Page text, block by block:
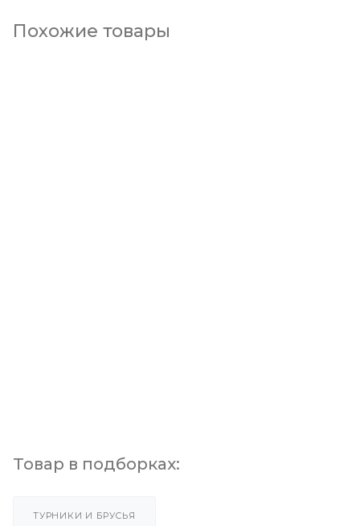
Похожие товары
Товар в подборках:
ТУРНИКИ И БРУСЬЯ